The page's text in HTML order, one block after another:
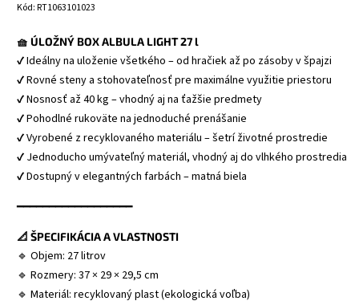
Kód:RT1063101023
🧺 ÚLOŽNÝ BOX ALBULA LIGHT 27 l
✔ Ideálny na uloženie všetkého – od hračiek až po zásoby v špajzi
✔ Rovné steny a stohovateľnosť pre maximálne využitie priestoru
✔ Nosnosť až 40 kg – vhodný aj na ťažšie predmety
✔ Pohodlné rukoväte na jednoduché prenášanie
✔ Vyrobené z recyklovaného materiálu – šetrí životné prostredie
✔ Jednoducho umývateľný materiál, vhodný aj do vlhkého prostredia
✔ Dostupný v elegantných farbách – matná biela
━━━━━━━━━━━━━━━━━━
📐 ŠPECIFIKÁCIA A VLASTNOSTI
🔹 Objem: 27 litrov
🔹 Rozmery: 37 × 29 × 29,5 cm
🔹 Materiál: recyklovaný plast (ekologická voľba)